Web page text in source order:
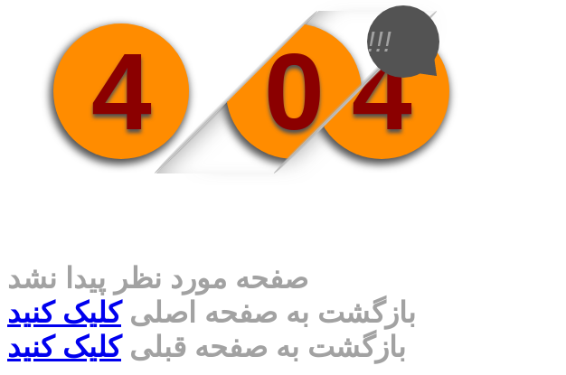
4 0 4
!!!
صفحه مورد نظر پیدا نشد
بازگشت به صفحه اصلیکلیک کنید
بازگشت به صفحه قبلیکلیک کنید